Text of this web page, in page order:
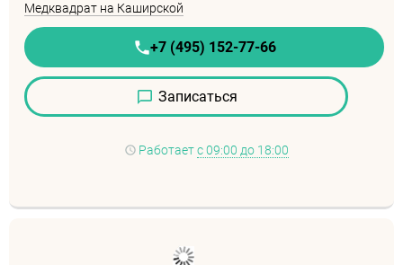
Медквадрат на Каширской
+7 (495) 152-77-66
Записаться
Работает с 09:00 до 18:00